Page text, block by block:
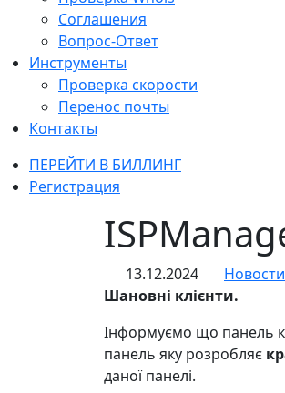
Соглашения
Вопрос-Ответ
Инструменты
Проверка скорости
Перенос почты
Контакты
ПЕРЕЙТИ В БИЛЛИНГ
Регистрация
13.12.2024
Новости
Шановні клієнти.
Інформуємо що панель
панель яку розробляє
даної панелі.